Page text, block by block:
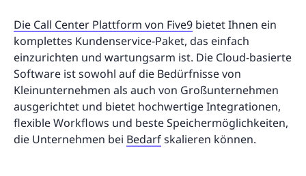
Die Call Center Plattform von Five9 bietet Ihnen ein
komplettes Kundenservice-Paket, das einfach
einzurichten und wartungsarm ist. Die Cloud-basierte
Software ist sowohl auf die Bedürfnisse von
Kleinunternehmen als auch von Großunternehmen
ausgerichtet und bietet hochwertige Integrationen,
flexible Workflows und beste Speichermöglichkeiten,
die Unternehmen bei Bedarfskalieren können.